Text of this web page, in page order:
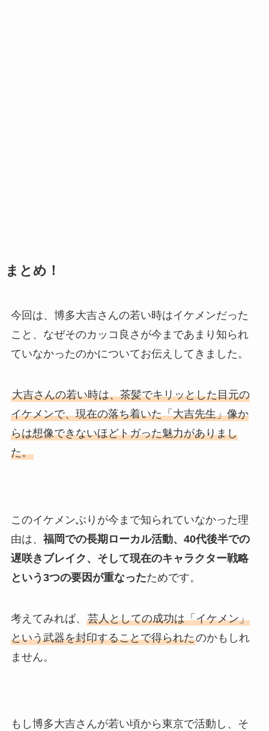
まとめ！
今回は、博多大吉さんの若い時はイケメンだった
こと、なぜそのカッコ良さが今まであまり知られ
ていなかったのかについてお伝えしてきました。
大吉さんの若い時は、茶髪でキリッとした目元の
イケメンで、現在の落ち着いた「大吉先生」像か
らは想像できないほどトガった魅力がありまし
た。
このイケメンぶりが今まで知られていなかった理
由は、 福岡での長期ローカル活動、40代後半での
遅咲きブレイク、そして現在のキャラクター戦略
という3つの要因が重なったためです。
考えてみれば、 芸人としての成功は「イケメン」
という武器を封印することで得られたのかもしれ
ません。
もし博多大吉さんが若い頃から東京で活動し、そ